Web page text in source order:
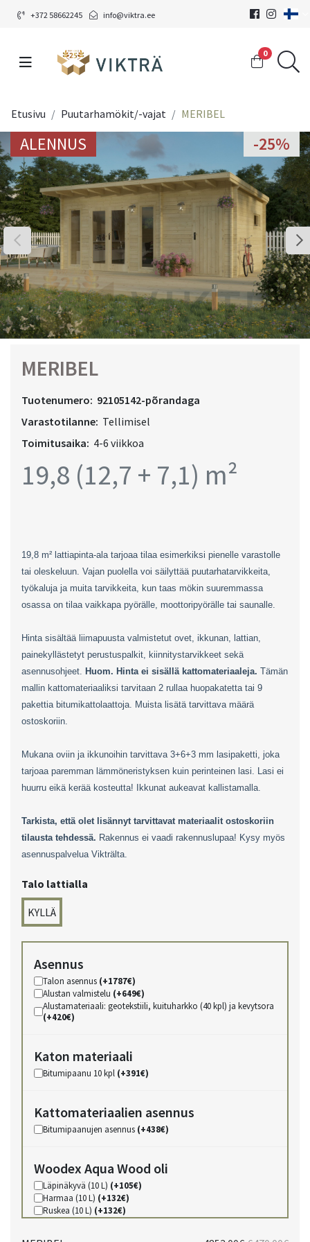
+372 58662245 info@viktra.ee
0
Etusivu Puutarhamökit/-vajat MERIBEL
ALENNUS -25%
ALENNUS -25%
MERIBEL
Tuotenumero: 92105142-põrandaga
Varastotilanne: Tellimisel
Toimitusaika: 4-6 viikkoa
19,8 (12,7 + 7,1) m²
19,8 m² lattiapinta-ala tarjoaa tilaa esimerkiksi pienelle varastolle
tai oleskeluun. Vajan puolella voi säilyttää puutarhatarvikkeita,
työkaluja ja muita tarvikkeita, kun taas mökin suuremmassa
osassa on tilaa vaikkapa pyörälle, moottoripyörälle tai saunalle.
Hinta sisältää liimapuusta valmistetut ovet, ikkunan, lattian,
painekyllästetyt perustuspalkit, kiinnitystarvikkeet sekä
asennusohjeet. Huom. Hinta ei sisällä kattomateriaaleja. Tämän
mallin kattomateriaaliksi tarvitaan 2 rullaa huopakatetta tai 9
pakettia bitumikattolaattoja. Muista lisätä tarvittava määrä
ostoskoriin.
Mukana oviin ja ikkunoihin tarvittava 3+6+3 mm lasipaketti, joka
tarjoaa paremman lämmöneristyksen kuin perinteinen lasi. Lasi ei
huurru eikä kerää kosteutta! Ikkunat aukeavat kallistamalla.
Tarkista, että olet lisännyt tarvittavat materiaalit ostoskoriin
tilausta tehdessä. Rakennus ei vaadi rakennuslupaa! Kysy myös
asennuspalvelua Vikträlta.
Talo lattialla
KYLLÄ
Asennus
Talon asennus (+1787€)
Alustan valmistelu (+649€)
Alustamateriaali: geotekstiili, kuituharkko (40 kpl) ja kevytsora
(+420€)
Katon materiaali
Bitumipaanu 10 kpl (+391€)
Kattomateriaalien asennus
Bitumipaanujen asennus (+438€)
Woodex Aqua Wood oli
Läpinäkyvä (10 L) (+105€)
Harmaa (10 L) (+132€)
Ruskea (10 L) (+132€)